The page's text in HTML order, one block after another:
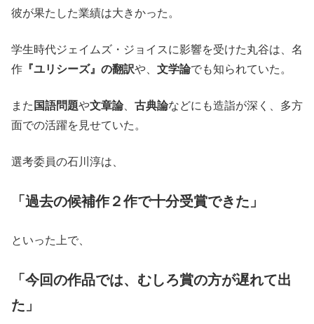
彼が果たした業績は大きかった。
学生時代ジェイムズ・ジョイスに影響を受けた丸谷は、名
作 『ユリシーズ』の翻訳や、 文学論でも知られていた。
また 国語問題や文章論、 古典論などにも造詣が深く、多方
面での活躍を見せていた。
選考委員の石川淳は、
「過去の候補作２作で十分受賞できた」
といった上で、
「今回の作品では、むしろ賞の方が遅れて出
た」